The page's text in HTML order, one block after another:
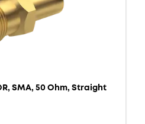
SMA, 50 Ohm, Straight